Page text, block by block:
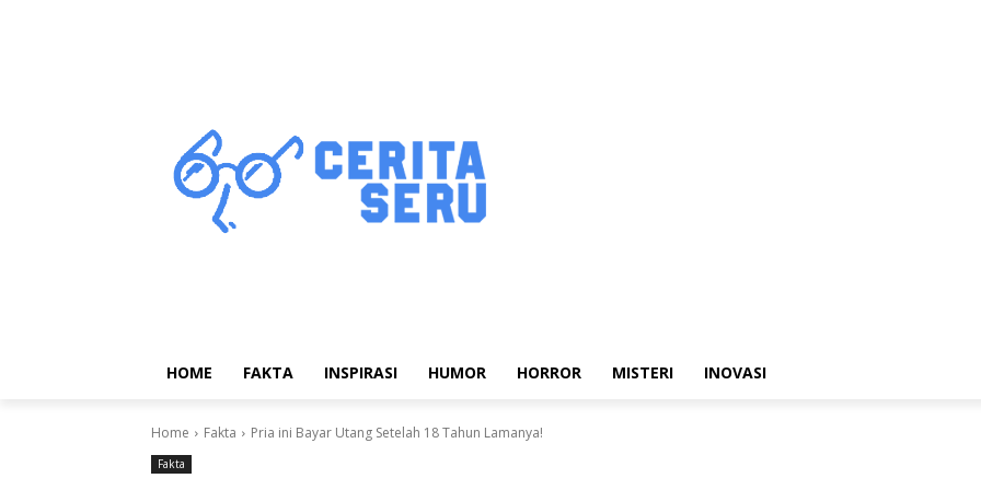
HOME FAKTA INSPIRASI HUMOR HORROR MISTERI INOVASI
Home Fakta Pria ini Bayar Utang Setelah 18 Tahun Lamanya!
Fakta